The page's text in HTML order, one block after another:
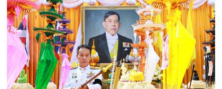
ถวาย
เทียน
พรรษา
และ
สังฆทาน
แห่ง
เสริม